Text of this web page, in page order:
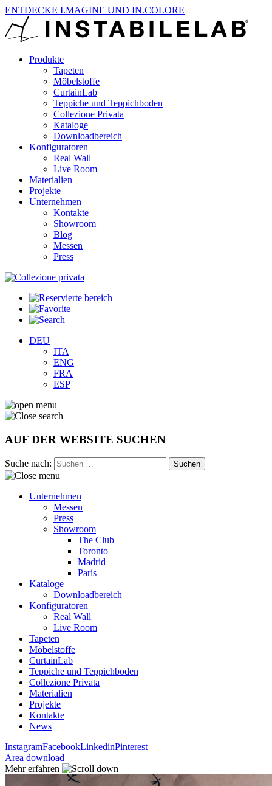
ENTDECKE I.MAGINE UND IN.COLORE
Produkte
Tapeten
Möbelstoffe
CurtainLab
Teppiche und Teppichboden
Collezione Privata
Kataloge
Downloadbereich
Konfiguratoren
Real Wall
Live Room
Materialien
Projekte
Unternehmen
Kontakte
Showroom
Blog
Messen
Press
DEU
ITA
ENG
FRA
ESP
AUF DER WEBSITE SUCHEN
Suche nach:
Unternehmen
Messen
Press
Showroom
The Club
Toronto
Madrid
Paris
Kataloge
Downloadbereich
Konfiguratoren
Real Wall
Live Room
Tapeten
Möbelstoffe
CurtainLab
Teppiche und Teppichboden
Collezione Privata
Materialien
Projekte
Kontakte
News
InstagramFacebookLinkedinPinterest
Area download
Mehr erfahren